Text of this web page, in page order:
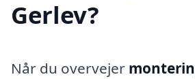
Gerlev?
Når du overvejer